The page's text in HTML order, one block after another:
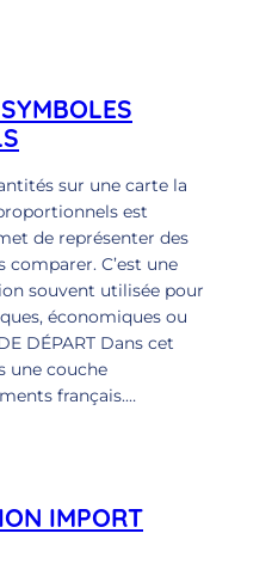
sur une carte la
est
de représenter des
comparer. C’est une
souvent utilisée pour
économiques ou
DÉPART Dans cet
une couche
français.…
IMPORT